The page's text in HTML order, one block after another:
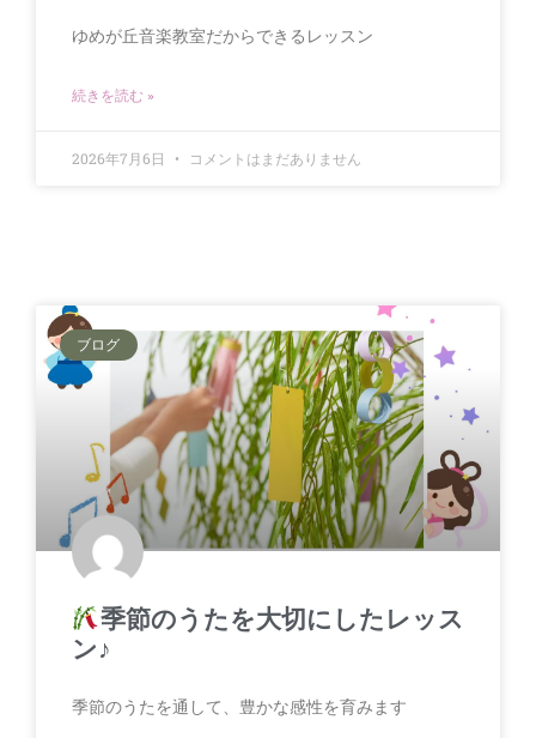
ゆめが丘音楽教室だからできるレッスン
続きを読む »
2026年7月6日 コメントはまだありません
ブログ
季節のうたを大切にしたレッス
ン♪
季節のうたを通して、豊かな感性を育みます